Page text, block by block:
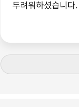
두려워하셨습니다. 하지만, 법무법인 대진의 이혼전문변호사들이 지금까지 '적'으로 만났던
드렸습니다.